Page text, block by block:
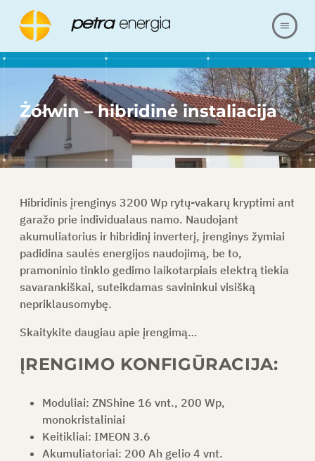
APIE MUS
PASIŪLYMAS
NUORODOS
MŪSŲ REALIZACIJA
KLAUSIMAI IR ATSAKYMAI
SUSISIEKITE SU
PAPRAŠYTI PASIŪLYMO
Żółwin – hibridinė instaliacija
Hibridinis įrenginys 3200 Wp rytų-vakarų kryptimi ant
garažo prie individualaus namo. Naudojant
akumuliatorius ir hibridinį inverterį, įrenginys žymiai
padidina saulės energijos naudojimą, be to,
pramoninio tinklo gedimo laikotarpiais elektrą tiekia
savarankiškai, suteikdamas savininkui visišką
nepriklausomybę.
Skaitykite daugiau apie įrengimą…
ĮRENGIMO KONFIGŪRACIJA:
Moduliai: ZNShine 16 vnt., 200 Wp,
monokristaliniai
Keitikliai: IMEON 3.6
Akumuliatoriai: 200 Ah gelio 4 vnt.